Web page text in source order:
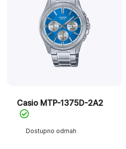
Dostupno odmah
Casio MTP-1375D-2A2